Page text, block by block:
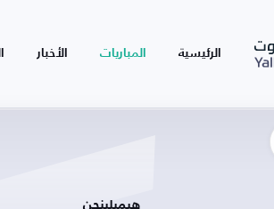
الرئيسية المباريات الأخبار
هيميلينجن